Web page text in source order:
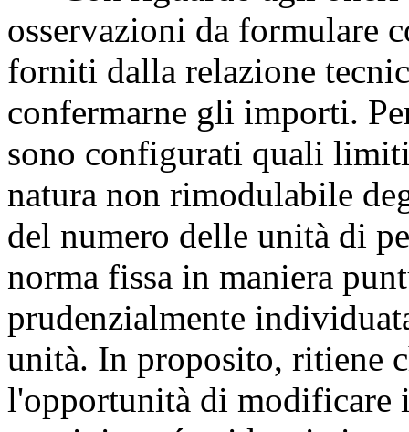
osservazioni da formulare
forniti dalla relazione
confermarne gli importi.
sono configurati quali limiti
natura non rimodulabile
del numero delle unità di
norma fissa in maniera
prudenzialmente
unità. In proposito, ritiene
l'opportunità di modificare